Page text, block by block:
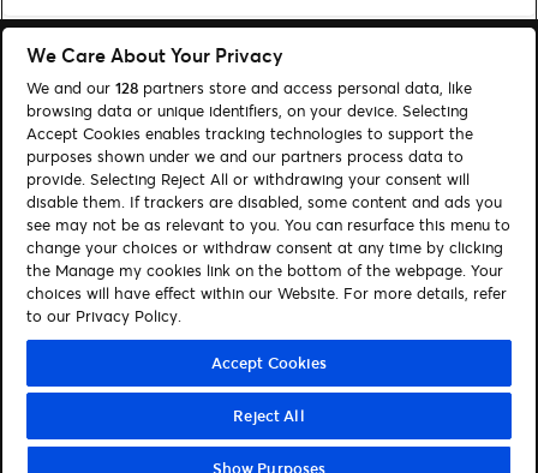
Suchen
Cookie-Einwilligungstool
Autor*innen
Kontakt
Impressum
Tickets
Folge uns:
Visit Facebook (opens in a new window)
Visit Twitter (opens in a new window)
Visit Instagram (opens in a new window)
Visit Youtube (opens in a new window)
Visit Tiktok (opens in a new
Visit Xing (opens in a new
© Ticketmaster 2026
We Care About Your Privacy
We and our 128 partners store and access personal data, like
browsing data or unique identifiers, on your device. Selecting
Accept Cookies enables tracking technologies to support the
purposes shown under we and our partners process data to
provide. Selecting Reject All or withdrawing your consent will
disable them. If trackers are disabled, some content and ads you
see may not be as relevant to you. You can resurface this menu to
change your choices or withdraw consent at any time by clicking
the Manage my cookies link on the bottom of the webpage. Your
choices will have effect within our Website. For more details, refer
to our Privacy Policy.
Accept Cookies
Reject All
Show Purposes